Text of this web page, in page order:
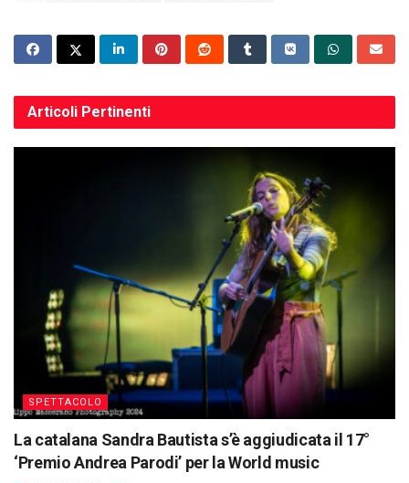
Articoli Pertinenti
SPETTACOLO
La catalana Sandra Bautista s’è aggiudicata il 17°
‘Premio Andrea Parodi’ per la World music